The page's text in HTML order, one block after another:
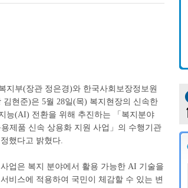
지부(장관 정은경)와 한국사회보장정보원
김현준)은 5월 28일(목) 복지현장의 신속한
능(AI) 전환을 위해 추진하는 「복지분야
제품 신속 상용화 지원 사업」의 수행기관
했다고 밝혔다.
업은 복지 분야에서 활용 가능한 AI 기술을
비스에 적용하여 국민이 체감할 수 있는 변